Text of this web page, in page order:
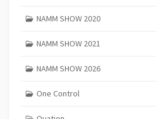
NAMM SHOW 2020
NAMM SHOW 2021
NAMM SHOW 2026
One Control